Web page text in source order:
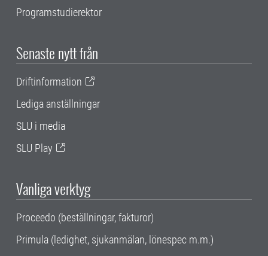
Programstudierektor
Senaste nytt från
Driftinformation
Lediga anställningar
SLU i media
SLU Play
Vanliga verktyg
Proceedo (beställningar, fakturor)
Primula (ledighet, sjukanmälan, lönespec m.m.)